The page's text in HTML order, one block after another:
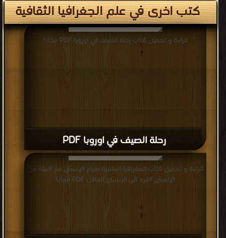
كتب اخرى في علم الجغرافيا الثقافية
رحلة الصيف في اوروبا PDF
قراءة و تحميل كتاب رحلة الصيف في اوروبا PDF مجانا
قراءة و تحميل كتاب الجغرافيا البشرية صراع الإنسان مع البيئة من
الإنسان القرد الى الإنسان العاقل PDF مجانا